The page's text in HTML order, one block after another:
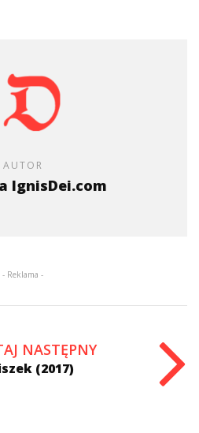
AUTOR
IgnisDei.com
- Reklama -
NASTĘPNY
(2017)